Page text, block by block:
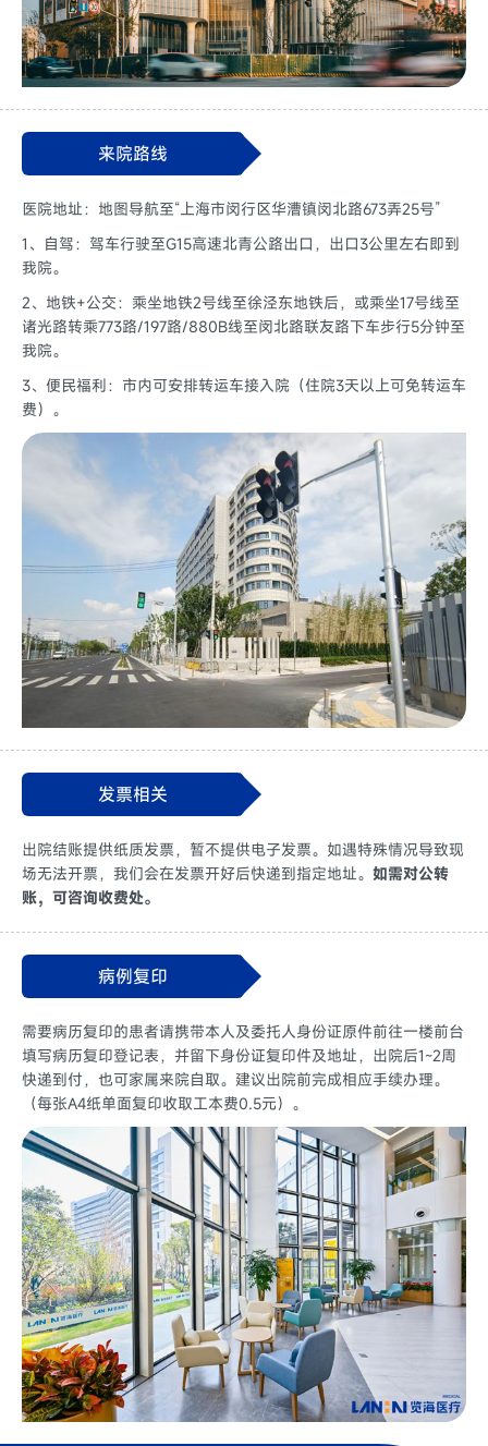
来院路线
医院地址：地图导航至“上海市闵行区华漕镇闵北路673弄25号”
1、自驾：驾车行驶至G15高速北青公路出口，出口3公里左右即到
我院。
2、地铁+公交：乘坐地铁2号线至徐泾东地铁后，或乘坐17号线至
诸光路转乘773路/197路/880B线至闵北路联友路下车步行5分钟至
我院。
3、便民福利：市内可安排转运车接入院（住院3天以上可免转运车
费）。
发票相关
出院结账提供纸质发票，暂不提供电子发票。如遇特殊情况导致现
场无法开票，我们会在发票开好后快递到指定地址。 如需对公转
账，可咨询收费处。
病例复印
需要病历复印的患者请携带本人及委托人身份证原件前往一楼前台
填写病历复印登记表，并留下身份证复印件及地址，出院后1~2周
快递到付，也可家属来院自取。建议出院前完成相应手续办理。
（每张A4纸单面复印收取工本费0.5元）。